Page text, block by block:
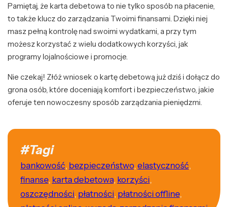
Pamiętaj, że karta debetowa to nie tylko sposób na płacenie,
to także klucz do zarządzania Twoimi finansami. Dzięki niej
masz pełną kontrolę nad swoimi wydatkami, a przy tym
możesz korzystać z wielu dodatkowych korzyści, jak
programy lojalnościowe i promocje.
Nie czekaj! Złóż wniosek o kartę debetową już dziś i dołącz do
grona osób, które doceniają komfort i bezpieczeństwo, jakie
oferuje ten nowoczesny sposób zarządzania pieniędzmi.
#Tagi
bankowość, bezpieczeństwo, elastyczność,
finanse, karta debetowa, korzyści,
oszczędności, płatności, płatności offline,